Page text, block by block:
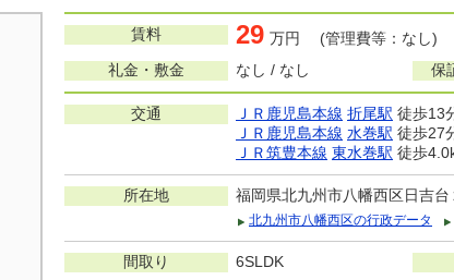
賃料 29 万円 (管理費等：なし)
礼金・敷金
なし / なし 保
交通 ＪＲ鹿児島本線 折尾駅 徒歩13
ＪＲ鹿児島本線 水巻駅 徒歩27
ＪＲ筑豊本線 東水巻駅 徒歩
所在地 福岡県北九州市八幡西区日吉台
北九州市八幡西区の行政データ
間取り 6SLDK